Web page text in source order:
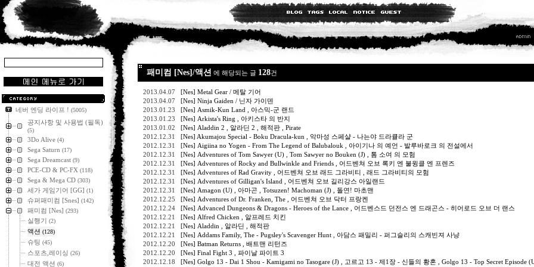
네버 엔딩 라이프 ! (5005)
공지사항 및 사용법 (필독)
(5)
3Do Alive (4)
Sega Saturn (17)
Sega Dreamcast (9)
PCE-CD & PC-FX (118)
Sega & Mega CD (303)
세가 게임기어 [GG] (1)
슈퍼패미컴 [Snes] (142)
패미컴 [Nes] (293)
실행기 (2)
액션 (128)
슈팅 (45)
스포츠,레이싱 (26)
대전 액션 (6)
패미컴 [Nes]/액션 에 해당되는 글 128건
2013.04.07 [Nes] Metal Gear / 메탈 기어
2013.04.07 [Nes] Ninja Gaiden / 닌자 가이덴
2013.01.23 [Nes] Asmik-Kun Land , 아스믹-군 랜드
2013.01.23 [Nes] Arkista's Ring , 아키스타 의 반지
2013.01.02 [Nes] Aladdin 2 , 알라딘 2 , 해적판 , Pirate
2012.12.31 [Nes] Akumajou Special - Boku Dracula-kun , 악마성 스페샬 - 나는야 드라큘라 군
2012.12.31 [Nes] Aigiina no Yogen - From The Legend of Balubalouk , 아이기나 의 예언 - 발루바로크 의 전설에서
2012.12.31 [Nes] Adventures of Tom Sawyer (U) , Tom Sawyer no Bouken (J) , 톰 소여 의 모험
2012.12.31 [Nes] Adventures of Rocky and Bullwinkle and Friends , 어드벤쳐 오브 록키 엔 불윙클 엔 프렌즈
2012.12.31 [Nes] Adventures of Rad Gravity , 어드벤쳐 오브 래드 그라비티 , 래드 그라비티의 모험
2012.12.31 [Nes] Adventures of Gilligan's Island , 어드벤쳐 오브 길리강스 아일랜드
2012.12.31 [Nes] Amagon (U) , 아마곤 , Totsuzen! Machoman (J) , 돌연! 마초맨
2012.12.25 [Nes] Adventures of Dr. Franken, The , 어드벤쳐 오브 닥터 프랑켄
2012.12.24 [Nes] Advanced Dungeons & Dragons - Heroes of the Lance , 어드벤스드 던전스 엔 드래곤스 - 히어로드 오브 더 랜스
2012.12.21 [Nes] Alfred Chicken , 알프레드 치킨
2012.12.21 [Nes] Aladdin , 알라딘 , 해적판
2012.12.21 [Nes] Addams Family, The - Pugsley's Scavenger Hunt , 아담스 패밀리 - 퍼그슬리의 스캐빈져 사냥
2012.12.20 [Nes] Batman Returns , 배트맨 리턴즈
2012.12.20 [Nes] Final Fight 3 , 파이날 파이트 3
2012.12.18 [Nes] Golgo 13 - Dai 1 Shou - Kamigami no Tasogare (J) , 고르고 13 - 제1장 - 신들의 황혼 , Golgo 13 - Top Secret Episode